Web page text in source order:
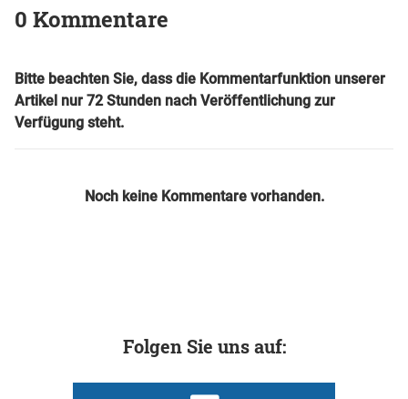
0 Kommentare
Bitte beachten Sie, dass die Kommentarfunktion unserer
Artikel nur 72 Stunden nach Veröffentlichung zur
Verfügung steht.
Noch keine Kommentare vorhanden.
Folgen Sie uns auf: